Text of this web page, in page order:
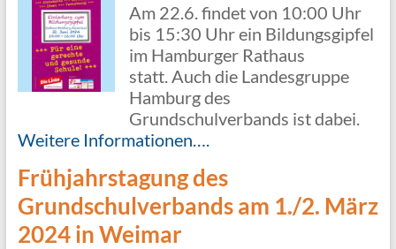
Am 22.6. findet von 10:00 Uhr
bis 15:30 Uhr ein Bildungsgipfel
im Hamburger Rathaus
statt. Auch die Landesgruppe
Hamburg des
Grundschulverbands ist dabei.
Weitere Informationen….
Frühjahrstagung des
Grundschulverbands am 1./2. März
2024 in Weimar